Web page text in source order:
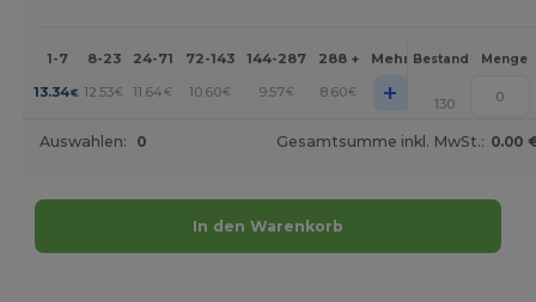
1-7 8-23 24-71 72-143 144-287 288 + Mehr Bestand Menge
13.34€ 12.53€ 11.64 € 10.60€ 9.57€ 8.60€ + 130
Auswahlen: 0 Gesamtsumme inkl. MwSt.: 0.00
In den Warenkorb